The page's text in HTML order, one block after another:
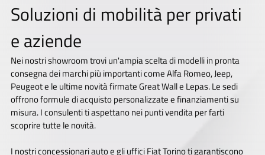
Soluzioni di mobilità per privati
e aziende
Nei nostri showroom trovi un'ampia scelta di modelli in pronta
consegna dei marchi più importanti come Alfa Romeo, Jeep,
Peugeot e le ultime novità firmate Great Wall e Lepas. Le sedi
offrono formule di acquisto personalizzate e finanziamenti su
misura. I consulenti ti aspettano nei punti vendita per farti
scoprire tutte le novità.
I nostri concessionari auto e gli uffici Fiat Torino ti garantiscono